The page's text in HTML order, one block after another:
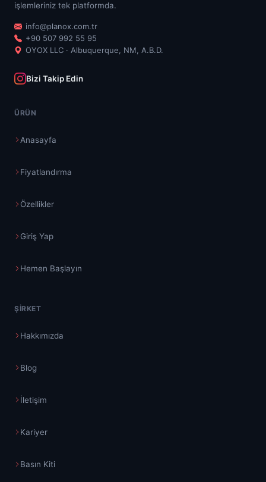
işlemleriniz tek platformda.
info@planox.com.tr
+90 507 992 55 95
OYOX LLC · Albuquerque, NM, A.B.D.
Bizi Takip Edin
ÜRÜN
Anasayfa
Fiyatlandırma
Özellikler
Giriş Yap
Hemen Başlayın
ŞIRKET
Hakkımızda
Blog
İletişim
Kariyer
Basın Kiti